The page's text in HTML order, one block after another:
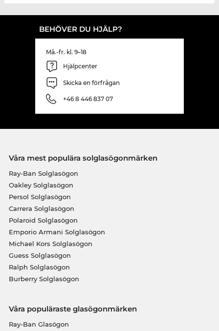
BEHÖVER DU HJÄLP?
Må.-fr. kl. 9–18
Hjälpcenter
Skicka en förfrågan
+46 8 446 837 07
Våra mest populära solglasögonmärken
Ray-Ban Solglasögon
Oakley Solglasögon
Persol Solglasögon
Carrera Solglasögon
Polaroid Solglasögon
Emporio Armani Solglasögon
Michael Kors Solglasögon
Guess Solglasögon
Ralph Solglasögon
Burberry Solglasögon
Våra populäraste glasögonmärken
Ray-Ban Glasögon